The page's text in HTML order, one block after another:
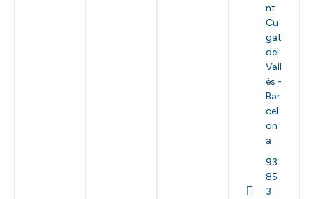
nt
Cu
gat
del
Vall
ès -
Bar
cel
on
a
93
85
3